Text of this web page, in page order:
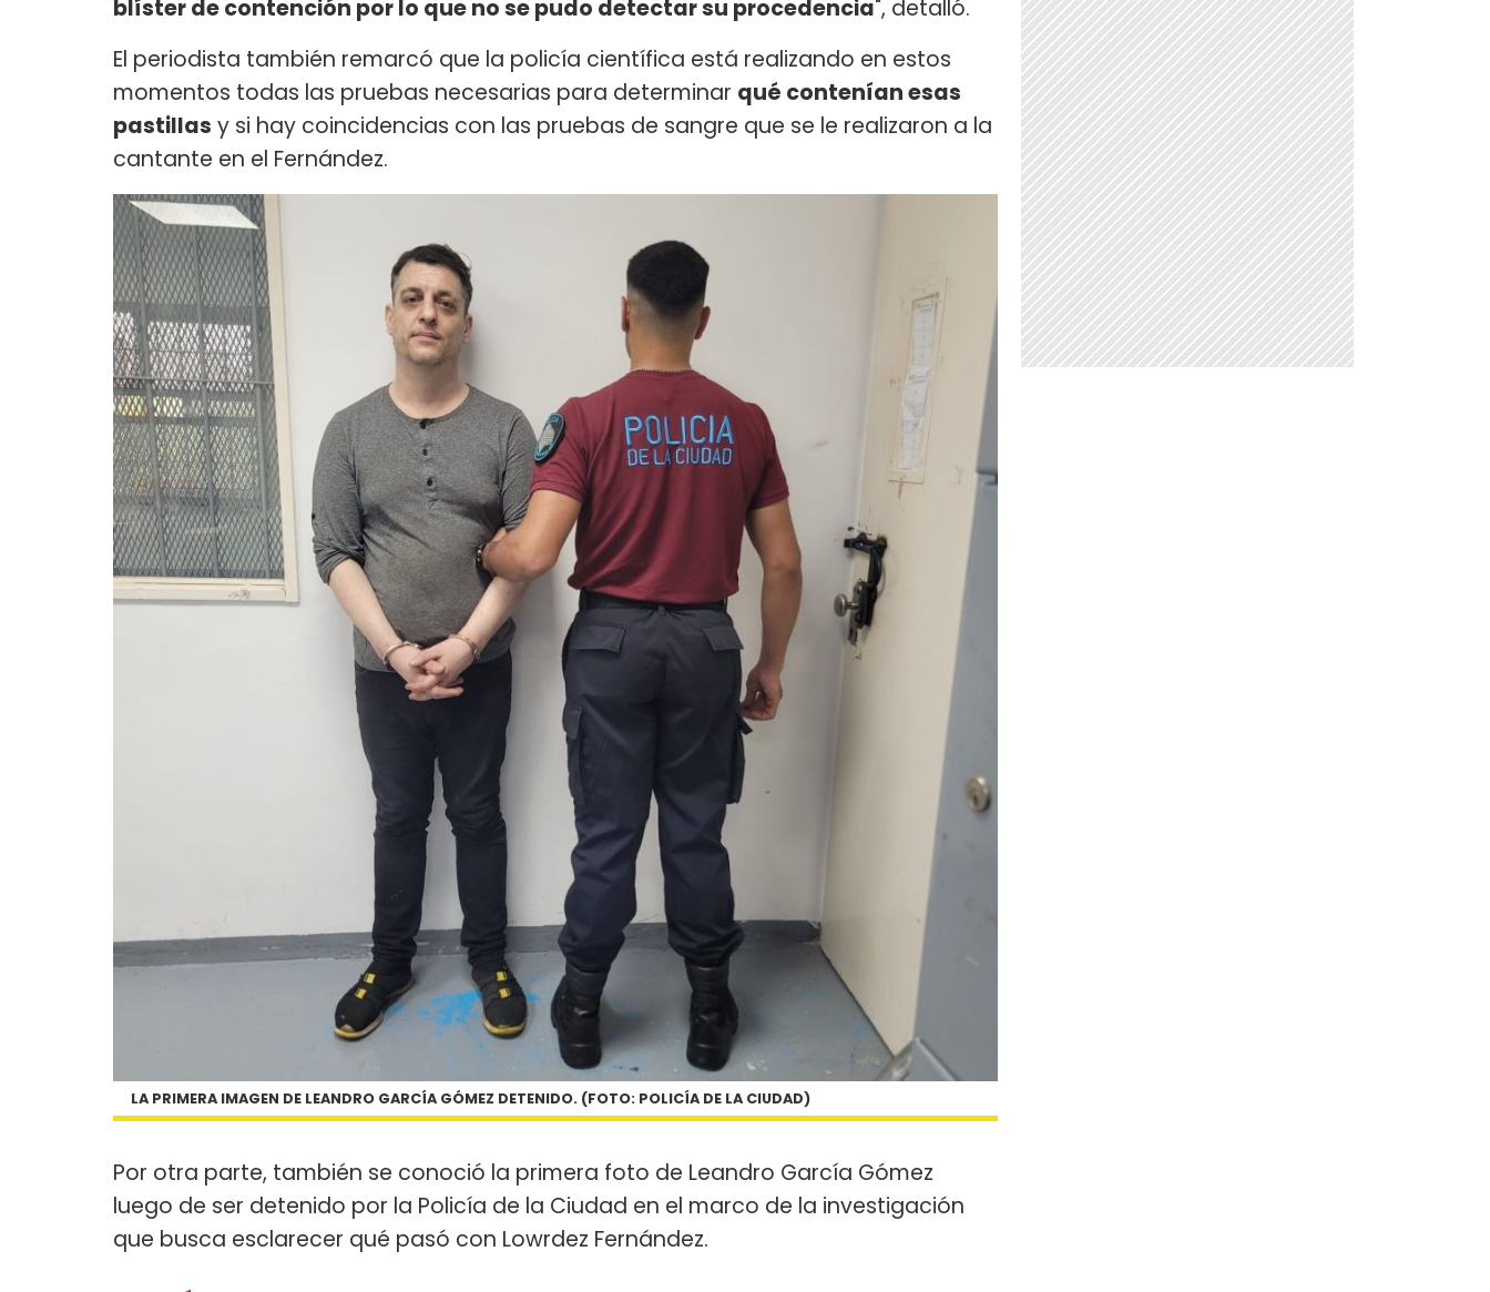
blíster de contención por lo que no se pudo detectar su procedencia", detalló.
El periodista también remarcó que la policía científica está realizando en estos
momentos todas las pruebas necesarias para determinar qué contenían esas
pastillas y si hay coincidencias con las pruebas de sangre que se le realizaron a la
cantante en el Fernández.
LA PRIMERA IMAGEN DE LEANDRO GARCÍA GÓMEZ DETENIDO. (FOTO: POLICÍA DE LA CIUDAD)
Por otra parte, también se conoció la primera foto de Leandro García Gómez
luego de ser detenido por la Policía de la Ciudad en el marco de la investigación
que busca esclarecer qué pasó con Lowrdez Fernández.